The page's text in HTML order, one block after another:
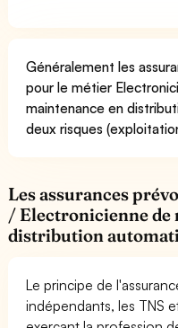
Généralement les
pour le métier
maintenance en
deux risques
Les assurances
/ Electronicienne de
distribution
Le principe de
indépendants, les TNS